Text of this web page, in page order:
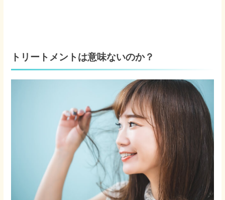
トリートメントは意味ないのか？